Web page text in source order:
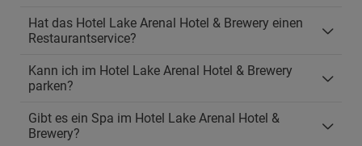
Hat das Hotel Lake Arenal Hotel & Brewery einen
Restaurantservice?
Kann ich im Hotel Lake Arenal Hotel & Brewery
parken?
Gibt es ein Spa im Hotel Lake Arenal Hotel &
Brewery?